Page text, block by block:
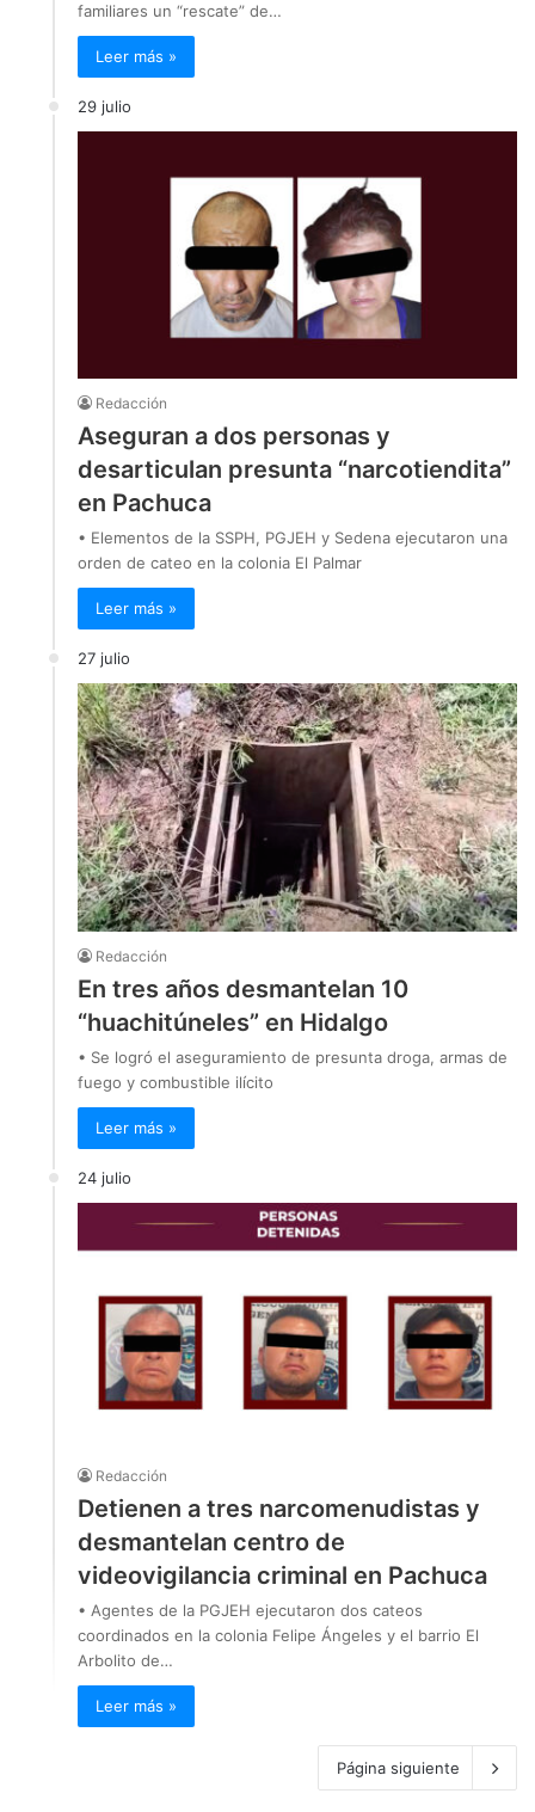
familiares un “rescate” de…
Leer más »
29 julio
Redacción
Aseguran a dos personas y
desarticulan presunta “narcotiendita”
en Pachuca
• Elementos de la SSPH, PGJEH y Sedena ejecutaron una
orden de cateo en la colonia El Palmar
Leer más »
27 julio
Redacción
En tres años desmantelan 10
“huachitúneles” en Hidalgo
• Se logró el aseguramiento de presunta droga, armas de
fuego y combustible ilícito
Leer más »
24 julio
Redacción
Detienen a tres narcomenudistas y
desmantelan centro de
videovigilancia criminal en Pachuca
• Agentes de la PGJEH ejecutaron dos cateos
coordinados en la colonia Felipe Ángeles y el barrio El
Arbolito de…
Leer más »
Página siguiente